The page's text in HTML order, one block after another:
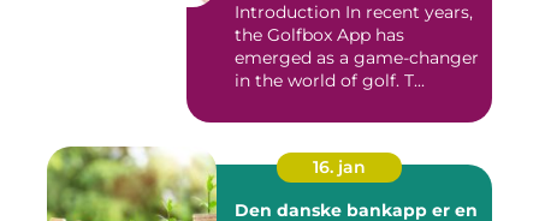
Introduction In recent years,
the Golfbox App has
emerged as a game-changer
in the world of golf. T...
16. jan
Den danske bankapp er en